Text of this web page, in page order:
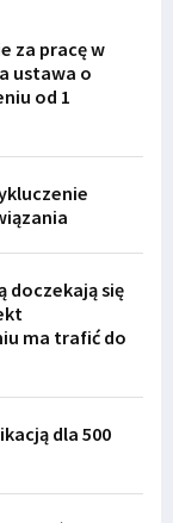
za pracę w
ustawa o
od 1
doczekają się
ma trafić do
dla 500